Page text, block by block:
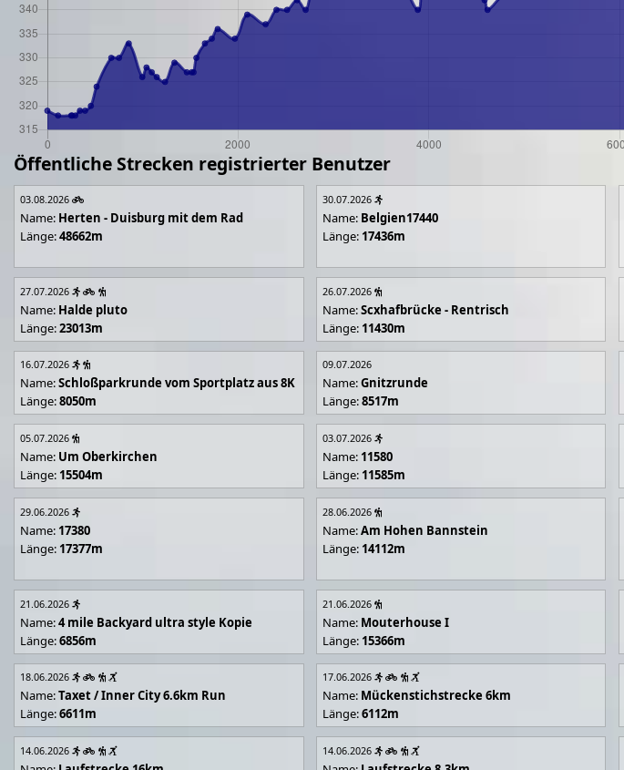
Öffentliche Strecken registrierter Benutzer
03.08.2026
Name: Herten - Duisburg mit dem Rad
Länge:48662m
30.07.2026
Name: Belgien17440
Länge: 17436m
27.07.2026
Name: Halde pluto
Länge:23013m
26.07.2026
Name:Scxhafbrücke - Rentrisch
Länge: 11430m
16.07.2026
Name:Schloßparkrunde vom Sportplatz aus 8K
Länge:8050m
09.07.2026
Name:Gnitzrunde
Länge:8517m
05.07.2026
Name: Um Oberkirchen
Länge: 15504m
03.07.2026
Name: 11580
Länge: 11585m
29.06.2026
Name: 17380
Länge: 17377m
28.06.2026
Name:Am Hohen Bannstein
Länge: 14112m
21.06.2026
Name:4 mile Backyard ultra style Kopie
Länge:6856m
21.06.2026
Name: Mouterhouse I
Länge: 15366m
18.06.2026
Name:Taxet / Inner City 6.6km Run
Länge:6611m
17.06.2026
Name: Mückenstichstrecke 6km
Länge:6112m
14.06.2026 14.06.2026